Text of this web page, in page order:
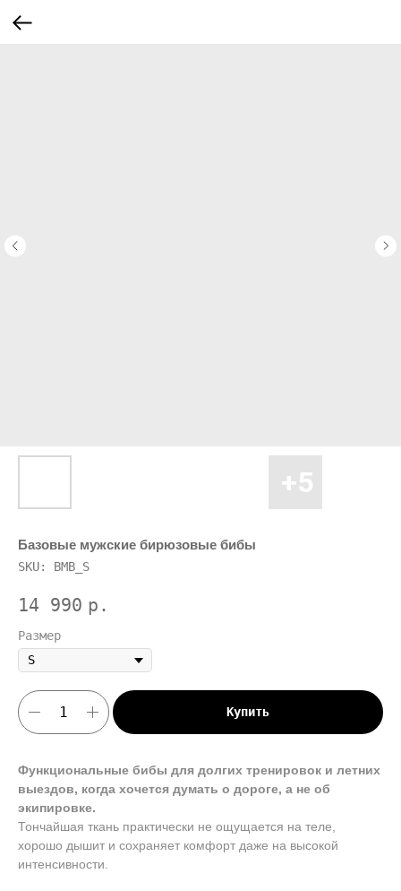
Базовые мужские бирюзовые бибы
SKU: BMB_S
14 990 р.
Размер
Купить
Функциональные бибы для долгих тренировок и летних
выездов, когда хочется думать о дороге, а не об
экипировке.
Тончайшая ткань практически не ощущается на теле,
хорошо дышит и сохраняет комфорт даже на высокой
интенсивности.